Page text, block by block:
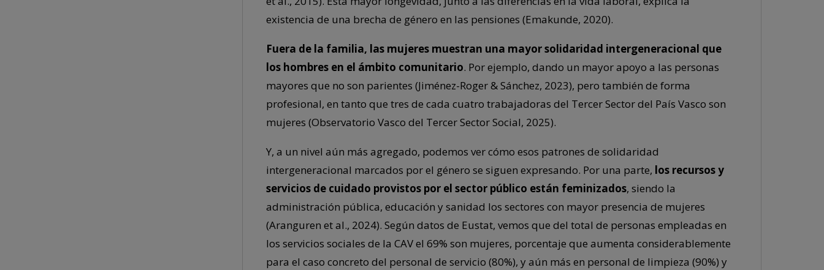
existencia de una brecha de género en las pensiones (Emakunde, 2020).
Fuera de la familia, las mujeres muestran una mayor solidaridad intergeneracional que
los hombres en el ámbito comunitario. Por ejemplo, dando un mayor apoyo a las personas
mayores que no son parientes (Jiménez-Roger & Sánchez, 2023), pero también de forma
profesional, en tanto que tres de cada cuatro trabajadoras del Tercer Sector del País Vasco son
mujeres (Observatorio Vasco del Tercer Sector Social, 2025).
Y, a un nivel aún más agregado, podemos ver cómo esos patrones de solidaridad
intergeneracional marcados por el género se siguen expresando. Por una parte, los recursos y
servicios de cuidado provistos por el sector público están feminizados, siendo la
administración pública, educación y sanidad los sectores con mayor presencia de mujeres
(Aranguren et al., 2024). Según datos de Eustat, vemos que del total de personas empleadas en
los servicios sociales de la CAV el 69% son mujeres, porcentaje que aumenta considerablemente
para el caso concreto del personal de servicio (80%), y aún más en personal de limpieza (90%) y